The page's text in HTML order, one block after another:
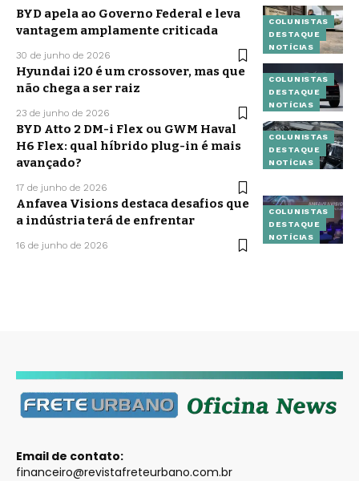
COLUNISTAS
DESTAQUE
NOTÍCIAS
BYD apela ao Governo Federal e leva
vantagem amplamente criticada
30 de junho de 2026
COLUNISTAS
DESTAQUE
NOTÍCIAS
Hyundai i20 é um crossover, mas que
não chega a ser raiz
23 de junho de 2026
COLUNISTAS
DESTAQUE
NOTÍCIAS
BYD Atto 2 DM-i Flex ou GWM Haval
H6 Flex: qual híbrido plug-in é mais
avançado?
17 de junho de 2026
COLUNISTAS
DESTAQUE
NOTÍCIAS
Anfavea Visions destaca desafios que
a indústria terá de enfrentar
16 de junho de 2026
Email de contato:
financeiro@revistafreteurbano.com.br